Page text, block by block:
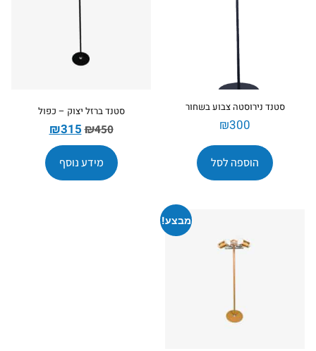
סטנד נירוסטה צבוע בשחור
₪300
הוספה לסל
סטנד ברזל יצוק – כפול
₪450
₪315
מידע נוסף
מבצע!